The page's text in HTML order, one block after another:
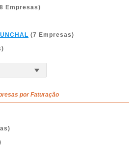
Empresas)
(7 Empresas)
por Faturação